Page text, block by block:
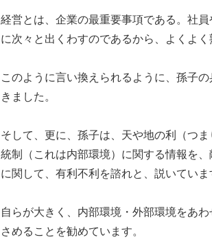
経営とは、企業の最重要事項である。社
に次々と出くわすのであるから、よくよく
このように言い換えられるように、孫子
きました。
そして、更に、孫子は、天や地の利（つ
統制（これは内部環境）に関する情報を
に関して、有利不利を諮れと、説いていま
自らが大きく、内部環境・外部環境をあ
さめることを勧めています。